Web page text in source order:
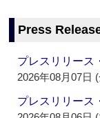
Press
プレスリリー
2026年08月07日
プレスリリー